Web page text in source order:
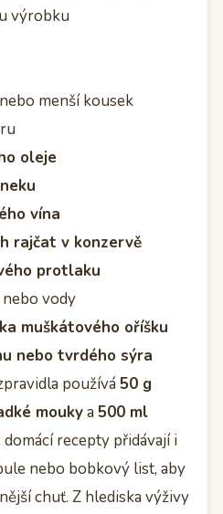
výrobku
nebo menší kousek
oleje
vína
rajčat v konzervě
protlaku
nebo vody
muškátového oříšku
nebo tvrdého sýra
používá 50 g
moukya 500 ml
recepty přidávají i
nebo bobkový list, aby
chuť. Z hlediska výživy